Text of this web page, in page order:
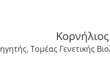
, Τομέας Γενετικής